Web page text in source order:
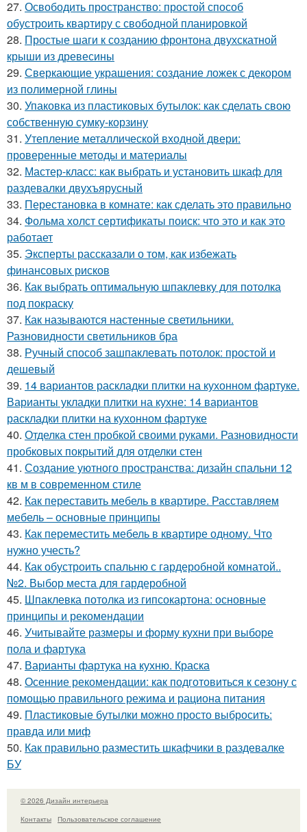
27. Освободить пространство: простой способ
обустроить квартиру с свободной планировкой
28. Простые шаги к созданию фронтона двухскатной
крыши из древесины
29. Сверкающие украшения: создание ложек с декором
из полимерной глины
30. Упаковка из пластиковых бутылок: как сделать свою
собственную сумку-корзину
31. Утепление металлической входной двери:
проверенные методы и материалы
32. Мастер-класс: как выбрать и установить шкаф для
раздевалки двухъярусный
33. Перестановка в комнате: как сделать это правильно
34. Фольма холст сертификаты поиск: что это и как это
работает
35. Эксперты рассказали о том, как избежать
финансовых рисков
36. Как выбрать оптимальную шпаклевку для потолка
под покраску
37. Как называются настенные светильники.
Разновидности светильников бра
38. Ручный способ зашпаклевать потолок: простой и
дешевый
39. 14 вариантов раскладки плитки на кухонном фартуке.
Варианты укладки плитки на кухне: 14 вариантов
раскладки плитки на кухонном фартуке
40. Отделка стен пробкой своими руками. Разновидности
пробковых покрытий для отделки стен
41. Создание уютного пространства: дизайн спальни 12
кв м в современном стиле
42. Как переставить мебель в квартире. Расставляем
мебель – основные принципы
43. Как переместить мебель в квартире одному. Что
нужно учесть?
44. Как обустроить спальню с гардеробной комнатой..
№2. Выбор места для гардеробной
45. Шпаклевка потолка из гипсокартона: основные
принципы и рекомендации
46. Учитывайте размеры и форму кухни при выборе
пола и фартука
47. Варианты фартука на кухню. Краска
48. Осенние рекомендации: как подготовиться к сезону с
помощью правильного режима и рациона питания
49. Пластиковые бутылки можно просто выбросить:
правда или миф
50. Как правильно разместить шкафчики в раздевалке
БУ
© 2026 Дизайн интерьера
Контакты
Пользовательское соглашение